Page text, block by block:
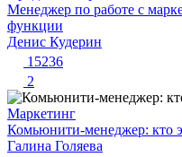
Менеджер по работе с
функции
Денис Кудерин
15236
2
Маркетинг
Комьюнити-менеджер: кто
Галина Голяева